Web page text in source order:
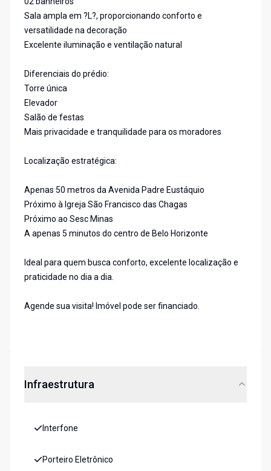
Sala ampla em ?L?, proporcionando conforto e
versatilidade na decoração
Excelente iluminação e ventilação natural
Diferenciais do prédio:
Torre única
Elevador
Salão de festas
Mais privacidade e tranquilidade para os moradores
Localização estratégica:
Apenas 50 metros da Avenida Padre Eustáquio
Próximo à Igreja São Francisco das Chagas
Próximo ao Sesc Minas
A apenas 5 minutos do centro de Belo Horizonte
Ideal para quem busca conforto, excelente localização e
praticidade no dia a dia.
Agende sua visita! Imóvel pode ser financiado.
Infraestrutura
Interfone
Porteiro Eletrônico